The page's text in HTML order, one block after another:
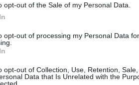
opt-out of the Sale of my Personal Data.
opt-out of processing my Personal Data
opt-out of Collection, Use, Retention,
Data that Is Unrelated with the